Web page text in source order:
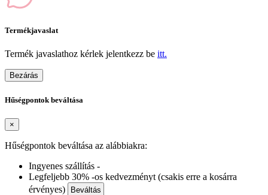
Termékjavaslat
Termék javaslathoz kérlek jelentkezz be itt.
Bezárás
Hűségpontok beváltása
×
Hűségpontok beváltása az alábbiakra:
Ingyenes szállítás -
Legfeljebb 30% -os kedvezményt (csakis erre a kosárra
érvényes)
Beváltás